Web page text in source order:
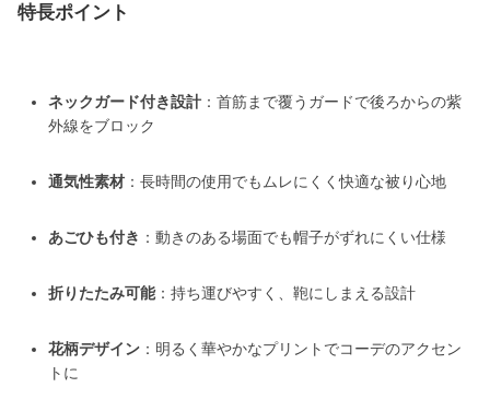
特長ポイント
ネックガード付き設計 ：首筋まで覆うガードで後ろからの紫
外線をブロック
通気性素材 ：長時間の使用でもムレにくく快適な被り心地
あごひも付き ：動きのある場面でも帽子がずれにくい仕様
折りたたみ可能：持ち運びやすく、鞄にしまえる設計
花柄デザイン ：明るく華やかなプリントでコーデのアクセン
トに